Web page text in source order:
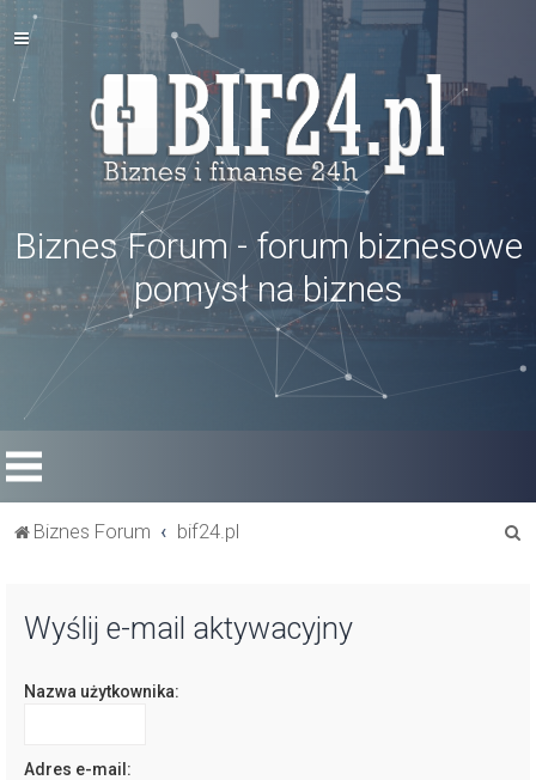
Biznes Forum - forum biznesowe
pomysł na biznes
Biznes Forum bif24.pl
Wyślij e-mail aktywacyjny
Nazwa użytkownika:
Adres e-mail: